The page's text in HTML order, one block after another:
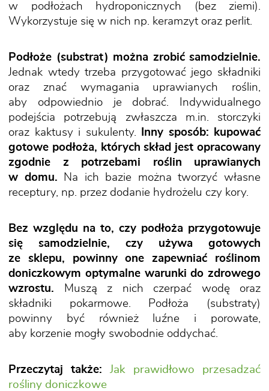
w podłożach hydroponicznych (bez ziemi).
Wykorzystuje się w nich np. keramzyt oraz perlit.
Podłoże (substrat) można zrobić samodzielnie.
Jednak wtedy trzeba przygotować jego składniki
oraz znać wymagania uprawianych roślin,
aby odpowiednio je dobrać. Indywidualnego
podejścia potrzebują zwłaszcza m.in. storczyki
oraz kaktusy i sukulenty.
Inny sposób: kupować
gotowe podłoża, których skład jest opracowany
zgodnie z potrzebami roślin uprawianych
w domu. Na ich bazie można tworzyć własne
receptury, np. przez dodanie hydrożelu czy kory.
Bez względu na to, czy podłoża przygotowuje
się samodzielnie, czy używa gotowych
ze sklepu, powinny one zapewniać roślinom
doniczkowym optymalne warunki do zdrowego
wzrostu. Muszą z nich czerpać wodę oraz
składniki pokarmowe. Podłoża (substraty)
powinny być również luźne i porowate,
aby korzenie mogły swobodnie oddychać.
Przeczytaj także:
Jak prawidłowo przesadzać
rośliny doniczkowe